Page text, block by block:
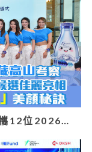
12位2026…